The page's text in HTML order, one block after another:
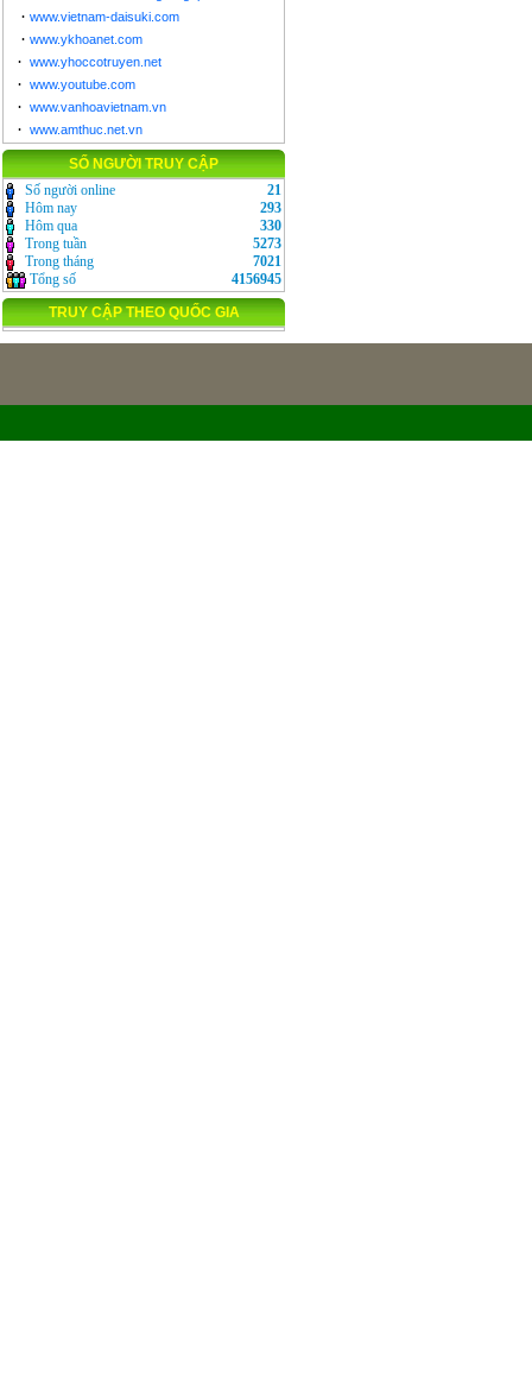
· www.vietnam-daisuki.com
· www.ykhoanet.com
· www.yhoccotruyen.net
· www.youtube.com
· www.vanhoavietnam.vn
· www.amthuc.net.vn
SỐ NGƯỜI TRUY CẬP
Số người online
21
Hôm nay
293
Hôm qua
330
Trong tuần
5273
Trong tháng
7021
Tổng số
4156945
TRUY CẬP THEO QUỐC GIA